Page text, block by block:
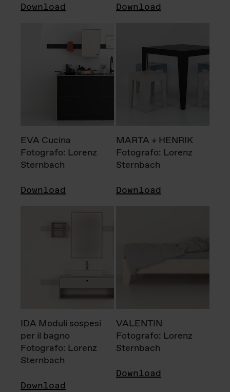
Download Download
EVA Cucina
Fotografo: Lorenz
Sternbach
Download
MARTA + HENRIK
Fotografo: Lorenz
Sternbach
Download
IDA Moduli sospesi
per il bagno
Fotografo: Lorenz
Sternbach
Download
VALENTIN
Fotografo: Lorenz
Sternbach
Download